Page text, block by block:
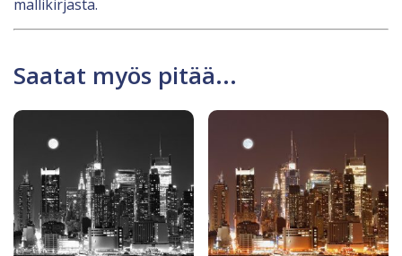
mallikirjasta.
Saatat myös pitää...